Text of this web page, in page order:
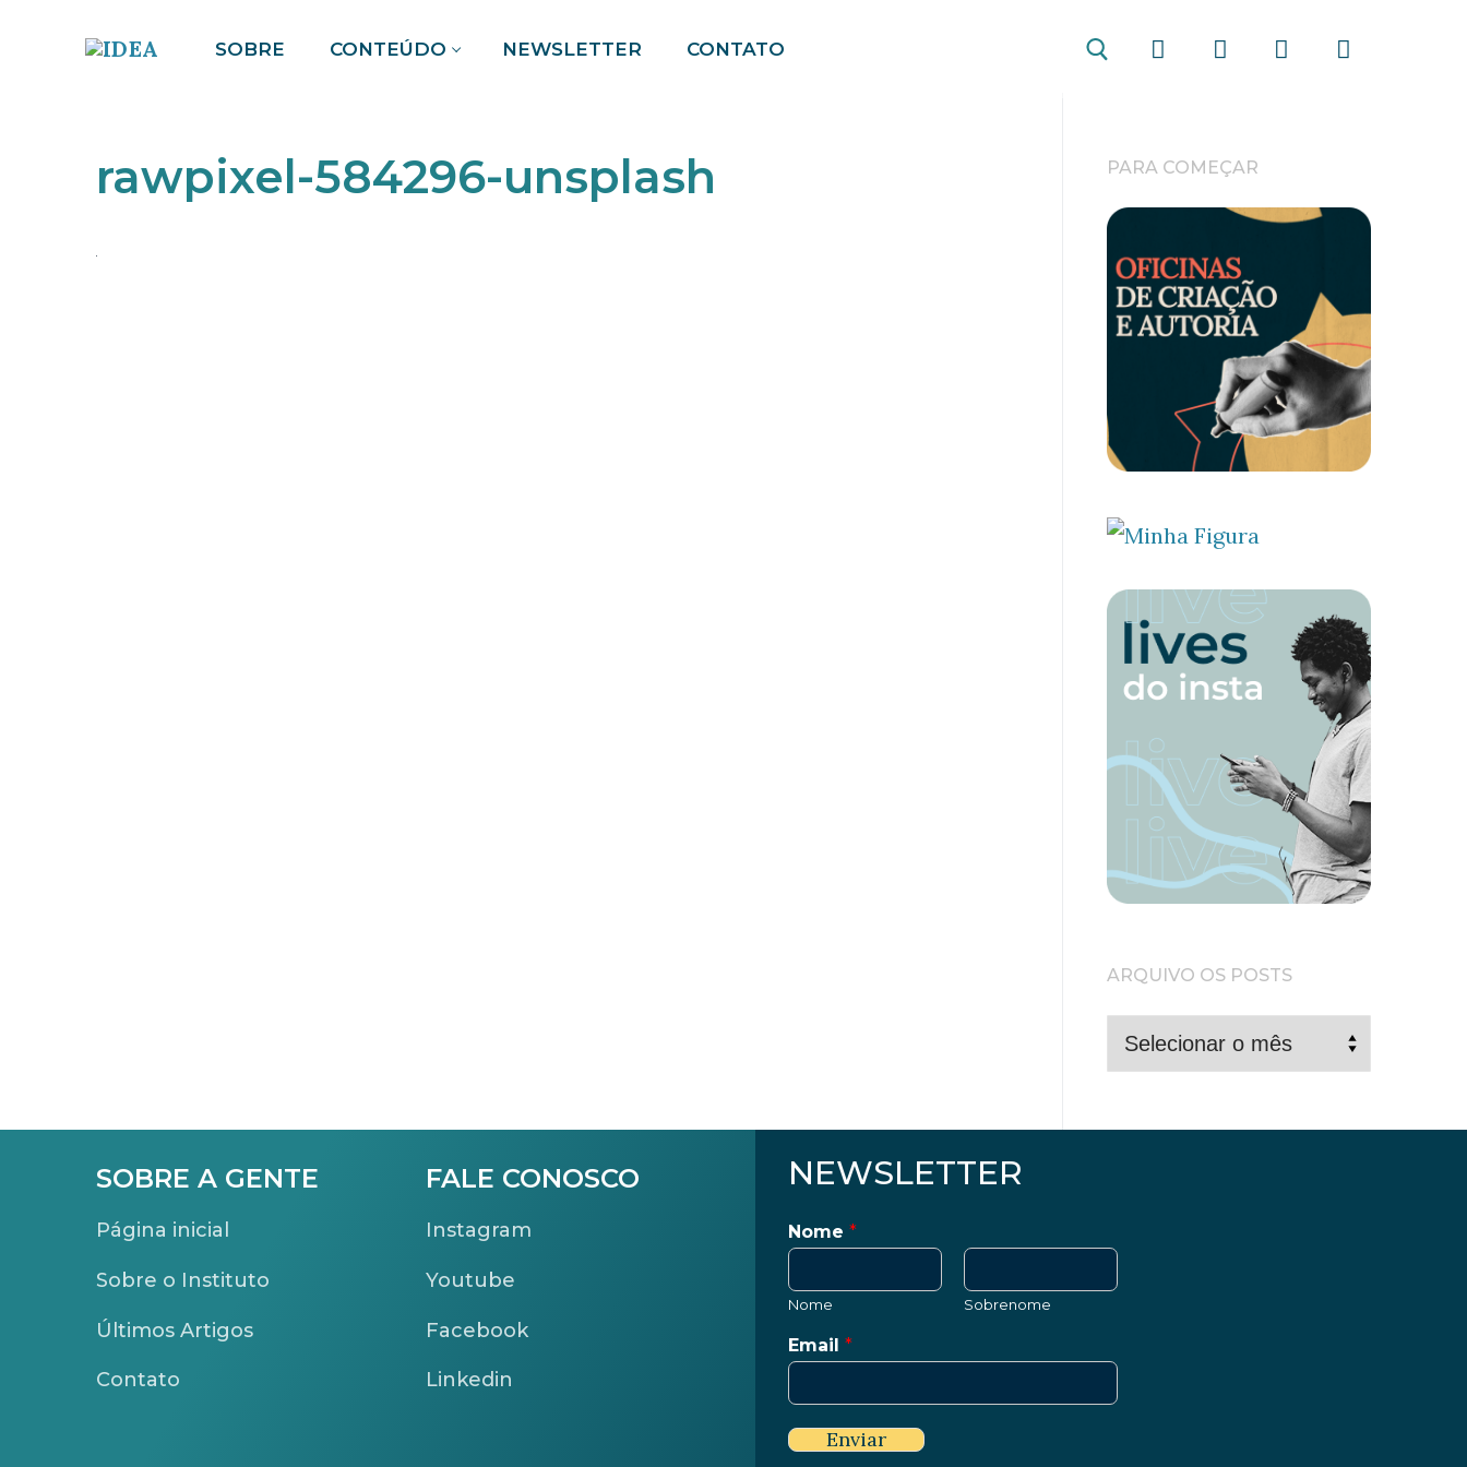
SOBRE CONTEÚDO NEWSLETTER CONTATO
rawpixel-584296-unsplash PARA COMEÇAR
ARQUIVO OS POSTS
ARQUIVO
OS
SOBRE A GENTE
Página inicial
Sobre o Instituto
Últimos Artigos
Contato
FALE CONOSCO
Instagram
Youtube
Facebook
Linkedin
NEWSLETTER
Nome *
Nome Sobrenome
Email *
Enviar